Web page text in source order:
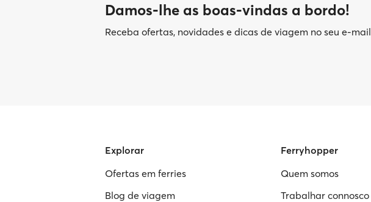
Damos-lhe as boas-vindas a bordo!
Receba ofertas, novidades e dicas de viagem no seu e-mail
Explorar
Ofertas em ferries
Blog de viagem
Ferryhopper
Quem somos
Trabalhar connosco